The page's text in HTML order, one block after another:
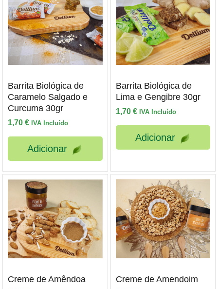
Barrita Biológica de
Caramelo Salgado e
Curcuma 30gr
1,70 € IVA Incluído
Adicionar
Barrita Biológica de
Lima e Gengibre 30gr
1,70 € IVA Incluído
Adicionar
Creme de Amêndoa Creme de Amendoim